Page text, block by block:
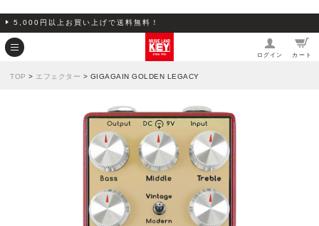
5,000円以上お買い上げで送料無料！
ログイン カート
TOP > エフェクター > GIGAGAIN GOLDEN LEGACY